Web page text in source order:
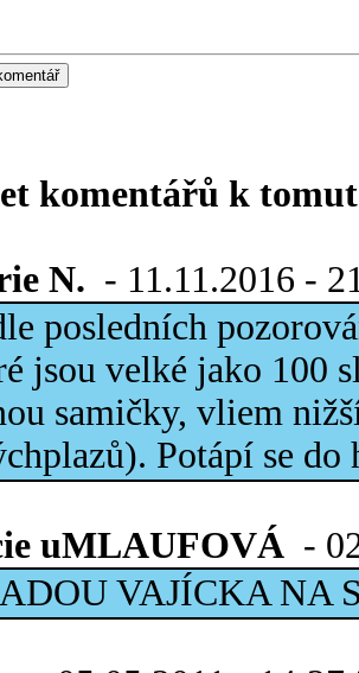
komentářů k
N. - 11.11.2016 -
posledních
jsou velké jako 100
samičky, vliem
Potápí se
uMLAUFOVÁ -
VAJÍCKA NA